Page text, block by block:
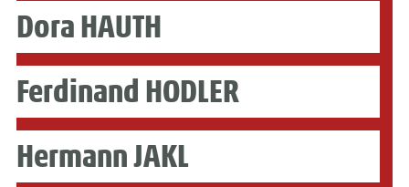
Dora HAUTH
Ferdinand HODLER
Hermann JAKL